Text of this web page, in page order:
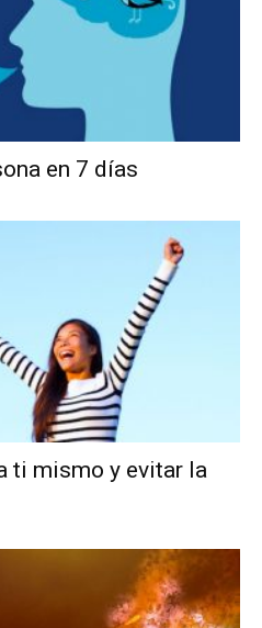
en 7 días
ti mismo y evitar la